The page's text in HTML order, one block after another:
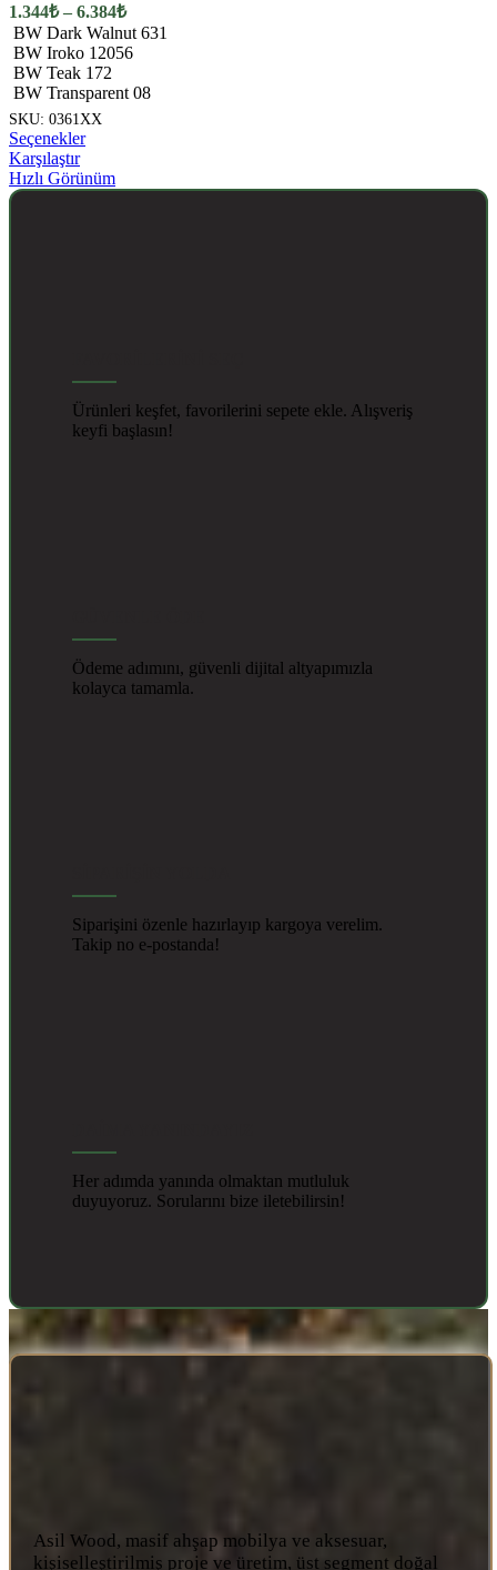
sayfasından
seçilebilir
1.344₺ – 6.384₺Fiyat
aralığı:
1.344₺
6.384₺
BW Dark Walnut 631
BW Iroko 12056
BW Teak 172
BW Transparent 08
SKU: 0361XX
SeçeneklerBu
birden
fazla
Karşılaştır
Hızlı Görünüm
Ürünleri keşfet, favorilerini sepete ekle. Alışveriş
keyfi başlasın!
Ödeme adımını, güvenli dijital altyapımızla
kolayca tamamla.
Siparişini özenle hazırlayıp kargoya verelim.
Takip no e-postanda!
Her adımda yanında olmaktan mutluluk
duyuyoruz. Sorularını bize iletebilirsin!
Asil Wood, masif ahşap mobilya ve aksesuar,
kişiselleştirilmiş proje ve üretim, üst segment doğal